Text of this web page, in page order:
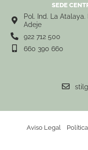
SEDE
Pol. Ind. La Atalaya.
Adeje
922 712 500
660 390 660
Aviso Legal